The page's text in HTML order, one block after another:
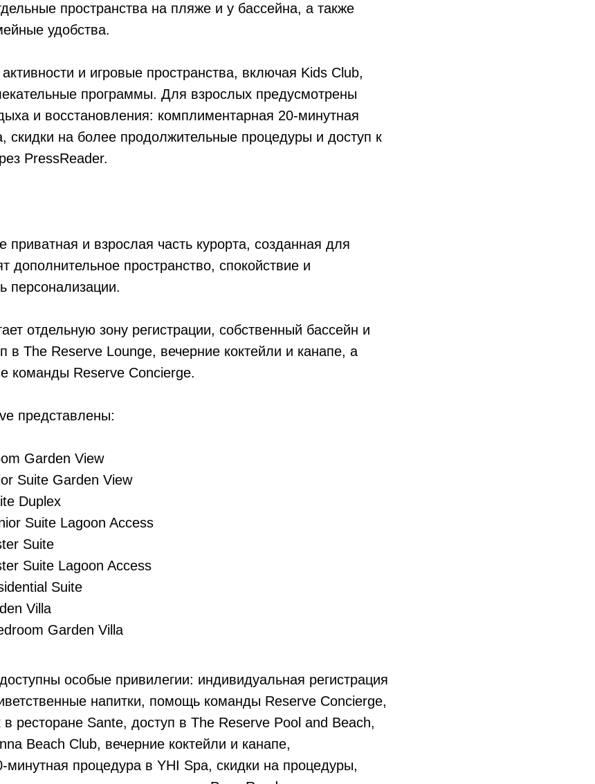
пространства на пляже и у бассейна, а также
удобства.
и игровые пространства, включая Kids Club,
программы. Для взрослых предусмотрены
и восстановления: комплиментарная 20-минутная
скидки на более продолжительные процедуры и доступ к
PressReader.
и взрослая часть курорта, созданная для
дополнительное пространство, спокойствие и
персонализации.
отдельную зону регистрации, собственный бассейн и
в The Reserve Lounge, вечерние коктейли и канапе, а
команды Reserve Concierge.
представлены:
Garden View
Suite Garden View
Duplex
Suite Lagoon Access
Suite
Suite Lagoon Access
Suite
Villa
Garden Villa
особые привилегии: индивидуальная регистрация
напитки, помощь команды Reserve Concierge,
ресторане Sante, доступ в The Reserve Pool and Beach,
Beach Club, вечерние коктейли и канапе,
минутная процедура в YHI Spa, скидки на процедуры,